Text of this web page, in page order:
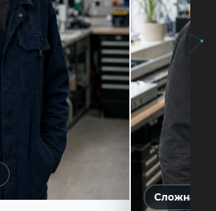
Сложная